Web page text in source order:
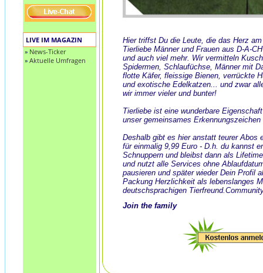
LIVE IM MAGAZIN
» News-Ticker
» Aktuelle Umfragen
Hier triffst Du die Leute, die das Herz
Tierliebe Männer und Frauen aus D-A-
und auch viel mehr. Wir vermitteln
Spidermen, Schlaufüchse, Männer mit
flotte Käfer, fleissige Bienen, verrückte
und exotische Edelkatzen... und zwar
wir immer vieler und bunter!
Tierliebe ist eine wunderbare
unser gemeinsames
Deshalb gibt es hier anstatt teurer Abos
für einmalig 9,99 Euro - D.h. du kannst
Schnuppern und bleibst dann als
und nutzt alle Services ohne
pausieren und später wieder Dein Profil
Packung Herzlichkeit als lebenslanges
deutschsprachigen
Join the family